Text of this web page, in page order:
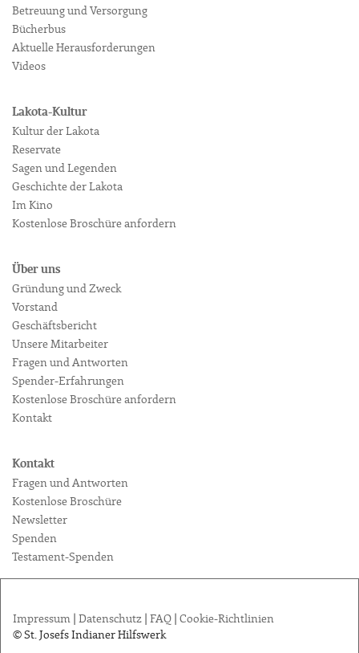
Betreuung und Versorgung
Bücherbus
Aktuelle Herausforderungen
Videos
Lakota-Kultur
Kultur der Lakota
Reservate
Sagen und Legenden
Geschichte der Lakota
Im Kino
Kostenlose Broschüre anfordern
Über uns
Gründung und Zweck
Vorstand
Geschäftsbericht
Unsere Mitarbeiter
Fragen und Antworten
Spender-Erfahrungen
Kostenlose Broschüre anfordern
Kontakt
Kontakt
Fragen und Antworten
Kostenlose Broschüre
Newsletter
Spenden
Testament-Spenden
Impressum Datenschutz FAQ
Cookie-Richtlinien
© St. Josefs Indianer Hilfswerk